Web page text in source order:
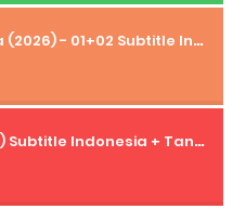
Wasurenagusa (2026) - 01+02 Subtitle Indonesia
First Love (2022) Subtitle Indonesia + Tanpa Iklan + Streaming + 1080p